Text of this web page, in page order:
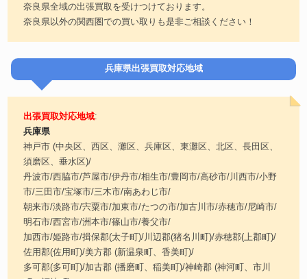
奈良県全域の出張買取を受けつけております。
奈良県以外の関西圏での買い取りも是非ご相談ください！
兵庫県出張買取対応地域
出張買取対応地域:
兵庫県
神戸市 (中央区、西区、灘区、兵庫区、東灘区、北区、長田区、
須磨区、垂水区)/
丹波市/西脇市/芦屋市/伊丹市/相生市/豊岡市/高砂市/川西市/小野
市/三田市/宝塚市/三木市/南あわじ市/
朝来市/淡路市/宍粟市/加東市/たつの市/加古川市/赤穂市/尼崎市/
明石市/西宮市/洲本市/篠山市/養父市/
加西市/姫路市/揖保郡(太子町)/川辺郡(猪名川町)/赤穂郡(上郡町)/
佐用郡(佐用町)/美方郡 (新温泉町、香美町)/
多可郡(多可町)/加古郡 (播磨町、稲美町)/神崎郡 (神河町、市川